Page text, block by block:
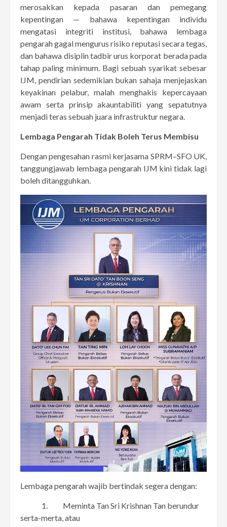
merosakkan kepada pasaran dan pemegang
kepentingan — bahawa kepentingan individu
mengatasi integriti institusi, bahawa lembaga
pengarah gagal mengurus risiko reputasi secara tegas,
dan bahawa disiplin tadbir urus korporat berada pada
tahap paling minimum. Bagi sebuah syarikat sebesar
IJM, pendirian sedemikian bukan sahaja menjejaskan
keyakinan pelabur, malah menghakis kepercayaan
awam serta prinsip akauntabiliti yang sepatutnya
menjadi teras sebuah juara infrastruktur negara.
Lembaga Pengarah Tidak Boleh Terus Membisu
Dengan pengesahan rasmi kerjasama SPRM–SFO UK,
tanggungjawab lembaga pengarah IJM kini tidak lagi
boleh ditangguhkan.
Lembaga pengarah wajib bertindak segera dengan:
1. Meminta Tan Sri Krishnan Tan berundur
serta-merta, atau